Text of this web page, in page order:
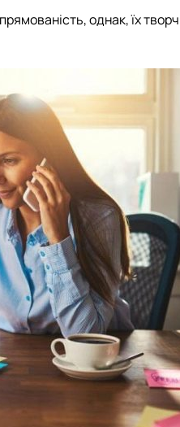
однак, їх